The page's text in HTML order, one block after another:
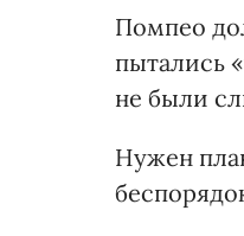
Помпео
пытались
не были
Нужен